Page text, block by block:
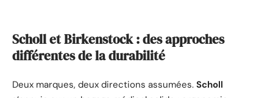
Scholl et Birkenstock : des approches
différentes de la durabilité
Deux marques, deux directions assumées. Scholl